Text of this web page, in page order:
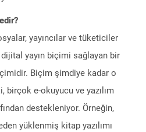
yayıncılar ve tüketiciler
yayın biçimi sağlayan bir
Biçim şimdiye kadar o
birçok e-okuyucu ve yazılım
destekleniyor. Örneğin,
yüklenmiş kitap yazılımı